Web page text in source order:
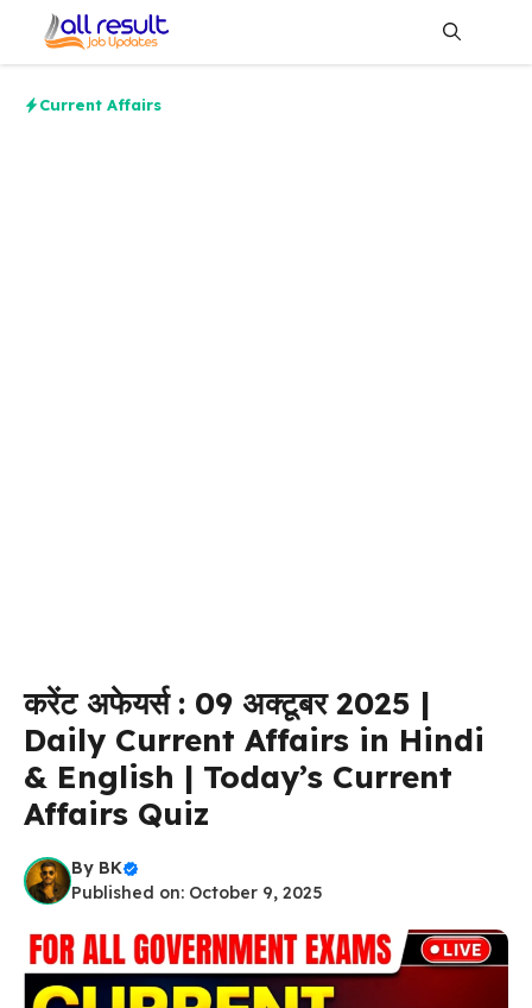
content
Current Affairs
करेंट अफेयर्स : 09 अक्टूबर 2025 |
Daily Current Affairs in Hindi
& English | Today’s Current
Affairs Quiz
By BK
Published on: October 9, 2025